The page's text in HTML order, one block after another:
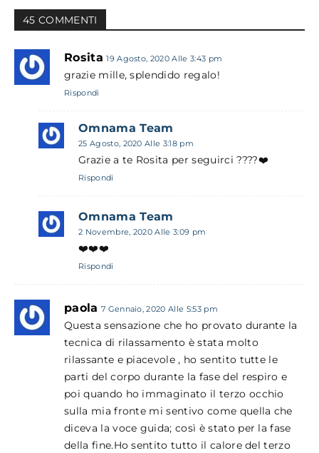
45 COMMENTI
Rosita 19 Agosto, 2020 Alle 3:43 pm
grazie mille, splendido regalo!
Rispondi
Omnama Team
25 Agosto, 2020 Alle 3:18 pm
Grazie a te Rosita per seguirci ????❤️
Rispondi
Omnama Team
2 Novembre, 2020 Alle 3:09 pm
❤️❤️❤️
Rispondi
paola 7 Gennaio, 2020 Alle 5:53 pm
Questa sensazione che ho provato durante la
tecnica di rilassamento è stata molto
rilassante e piacevole , ho sentito tutte le
parti del corpo durante la fase del respiro e
poi quando ho immaginato il terzo occhio
sulla mia fronte mi sentivo come quella che
diceva la voce guida; così è stato per la fase
della fine.Ho sentito tutto il calore del terzo